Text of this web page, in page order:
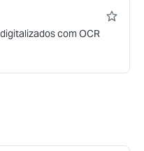
com OCR